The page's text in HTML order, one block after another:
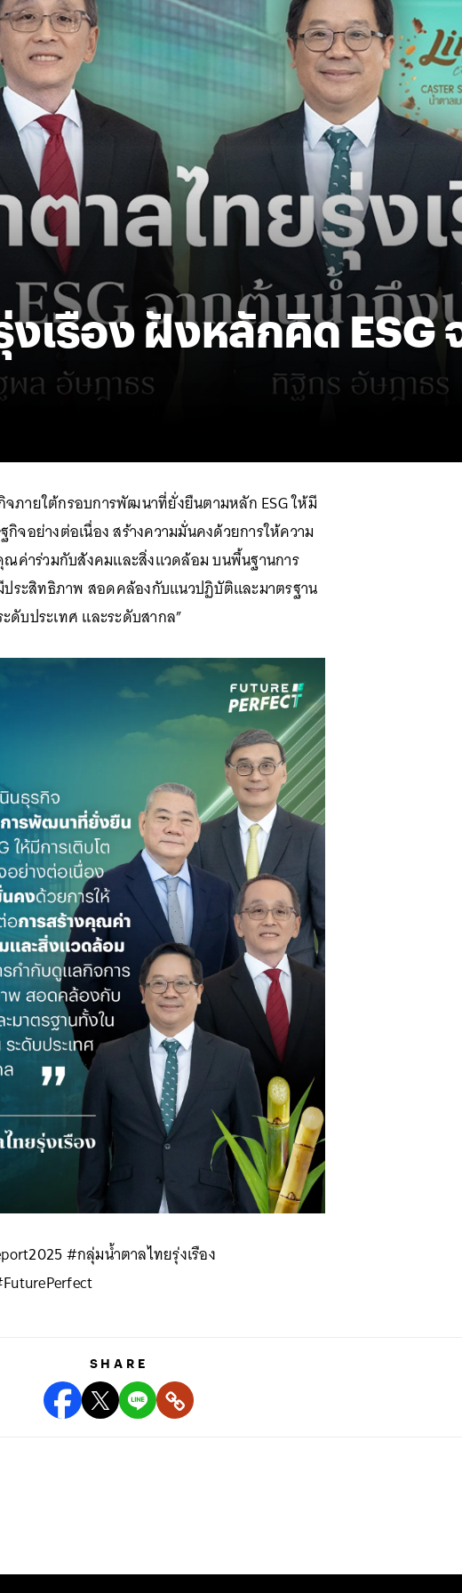
เรือง ฝังหลักคิด ESG
กิจภายใต้กรอบการพัฒนาที่ยั่งยืนตามหลัก ESG ให้มี
กิจอย่างต่อเนื่อง สร้างความมั่นคงด้วยการให้ความ
ค่าร่วมกับสังคมและสิ่งแวดล้อม บนพื้นฐานการ
ระสิทธิภาพ สอดคล้องกับแนวปฏิบัติและมาตรฐาน
ดับประเทศ และระดับสากล”
#กลุ่มน้ำตาลไทยรุ่งเรือง
SHARE